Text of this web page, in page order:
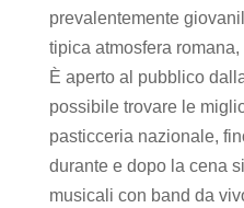
prevalentemente
tipica atmosfera
È aperto al pubblico
possibile trovare le
pasticceria nazionale,
durante e dopo la cena
musicali con band da